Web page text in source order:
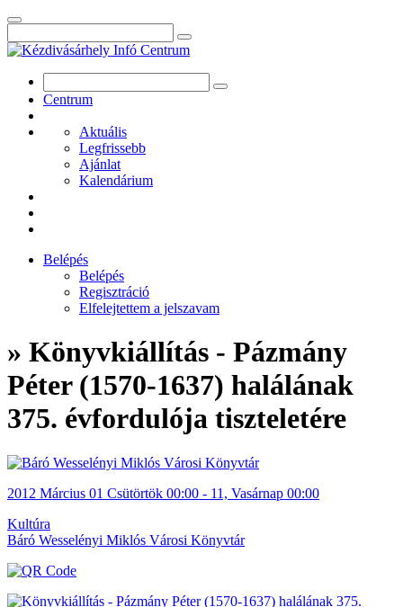
Centrum
Aktuális
Legfrissebb
Ajánlat
Kalendárium
Belépés
Belépés
Regisztráció
Elfelejtettem a jelszavam
» Könyvkiállítás - Pázmány
Péter (1570-1637) halálának
375. évfordulója tiszteletére
2012 Március 01 Csütörtök 00:00 - 11, Vasárnap 00:00
Kultúra
Báró Wesselényi Miklós Városi Könyvtár